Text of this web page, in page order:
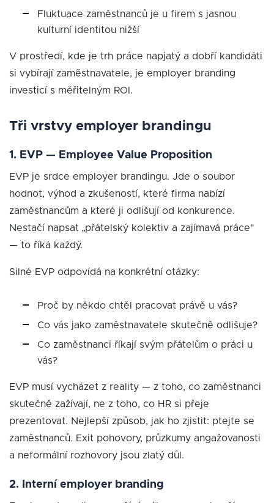
Fluktuace zaměstnanců je u firem s jasnou
kulturní identitou nižší
V prostředí, kde je trh práce napjatý a dobří kandidáti
si vybírají zaměstnavatele, je employer branding
investicí s měřitelným ROI.
Tři vrstvy employer brandingu
1. EVP — Employee Value Proposition
EVP je srdce employer brandingu. Jde o soubor
hodnot, výhod a zkušeností, které firma nabízí
zaměstnancům a které ji odlišují od konkurence.
Nestačí napsat „přátelský kolektiv a zajímavá práce"
— to říká každý.
Silné EVP odpovídá na konkrétní otázky:
Proč by někdo chtěl pracovat právě u vás?
Co vás jako zaměstnavatele skutečně odlišuje?
Co zaměstnanci říkají svým přátelům o práci u
vás?
EVP musí vycházet z reality — z toho, co zaměstnanci
skutečně zažívají, ne z toho, co HR si přeje
prezentovat. Nejlepší způsob, jak ho zjistit: ptejte se
zaměstnanců. Exit pohovory, průzkumy angažovanosti
a neformální rozhovory jsou zlatý důl.
2. Interní employer branding